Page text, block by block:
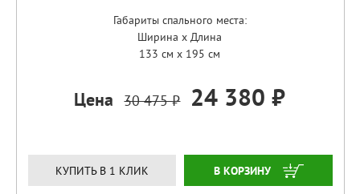
Габариты спального места:
Ширина x Длина
133 см x 195 см
Цена 30 475 ₽ 24 380 ₽
КУПИТЬ В 1 КЛИК ЗАКАЗАТЬ